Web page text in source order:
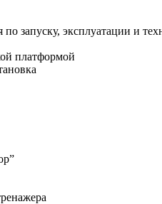
запуску, эксплуатации и
платформой